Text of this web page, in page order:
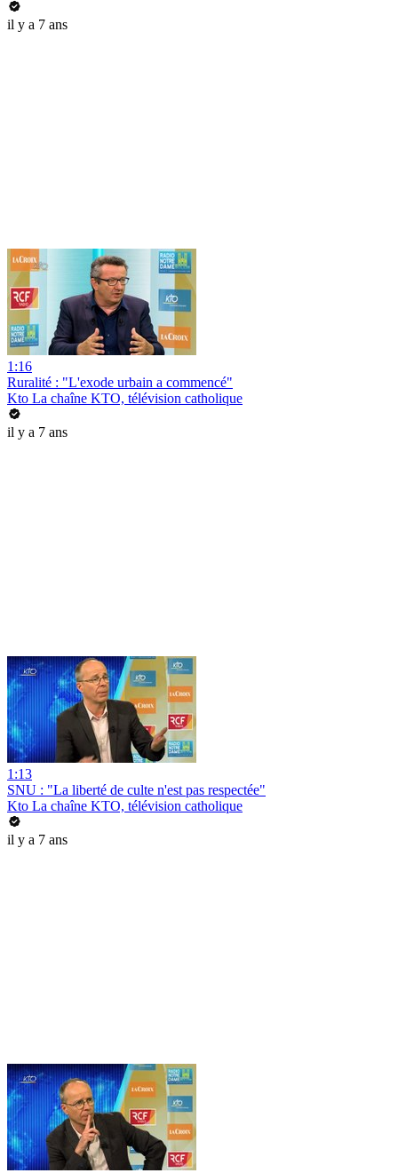
il y a 7 ans
1:16
Ruralité : "L'exode urbain a commencé"
Kto La chaîne KTO, télévision catholique
il y a 7 ans
1:13
SNU : "La liberté de culte n'est pas respectée"
Kto La chaîne KTO, télévision catholique
il y a 7 ans